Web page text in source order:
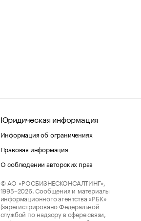
Юридическая информация
Информация об ограничениях
Правовая информация
О соблюдении авторских прав
© АО «РОСБИЗНЕСКОНСАЛТИНГ»,
1995–2026. Сообщения и материалы
информационного агентства «РБК»
(зарегистрировано Федеральной
службой по надзору в сфере связи,